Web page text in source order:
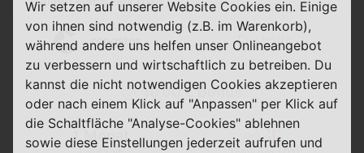
Details
10,00 € Bonus
1 Monat
Wir setzen auf unserer Website Cookies ein. Einige
von ihnen sind notwendig (z.B. im Warenkorb),
während andere uns helfen unser Onlineangebot
zu verbessern und wirtschaftlich zu betreiben. Du
kannst die nicht notwendigen Cookies akzeptieren
oder nach einem Klick auf "Anpassen" per Klick auf
die Schaltfläche "Analyse-Cookies" ablehnen
sowie diese Einstellungen jederzeit aufrufen und